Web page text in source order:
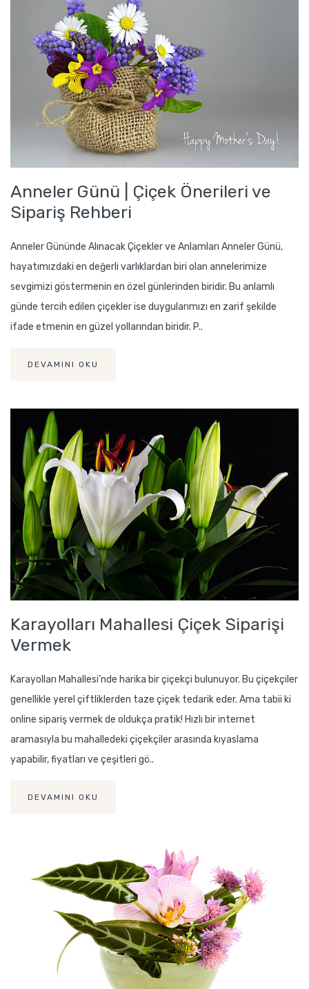
Anneler Günü | Çiçek Önerileri ve
Sipariş Rehberi
Anneler Gününde Alınacak Çiçekler ve Anlamları Anneler Günü,
hayatımızdaki en değerli varlıklardan biri olan annelerimize
sevgimizi göstermenin en özel günlerinden biridir. Bu anlamlı
günde tercih edilen çiçekler ise duygularımızı en zarif şekilde
ifade etmenin en güzel yollarından biridir. P..
DEVAMINI OKU
Karayolları Mahallesi Çiçek Siparişi
Vermek
Karayolları Mahallesi’nde harika bir çiçekçi bulunuyor. Bu çiçekçiler
genellikle yerel çiftliklerden taze çiçek tedarik eder. Ama tabii ki
online sipariş vermek de oldukça pratik! Hızlı bir internet
aramasıyla bu mahalledeki çiçekçiler arasında kıyaslama
yapabilir, fiyatları ve çeşitleri gö..
DEVAMINI OKU